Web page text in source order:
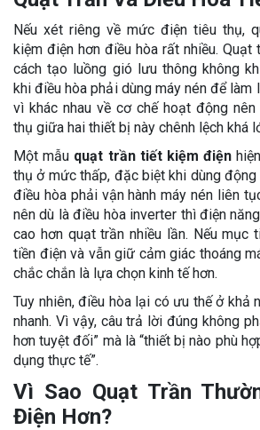
Nếu xét riêng về mức điện tiêu thụ,
kiệm điện hơn điều hòa rất nhiều.
cách tạo luồng gió lưu thông không
khi điều hòa phải dùng máy nén để làm
vì khác nhau về cơ chế hoạt động
thụ giữa hai thiết bị này chênh lệch khá
Một mẫu quạt trần tiết kiệm điện
thụ ở mức thấp, đặc biệt khi dùng động
điều hòa phải vận hành máy nén liên
nên dù là điều hòa inverter thì điện
cao hơn quạt trần nhiều lần. Nếu mục
tiền điện và vẫn giữ cảm giác thoáng
chắc chắn là lựa chọn kinh tế hơn.
Tuy nhiên, điều hòa lại có ưu thế ở khả
nhanh. Vì vậy, câu trả lời đúng không
hơn tuyệt đối” mà là “thiết bị nào phù
dụng thực tế”.
Vì Sao Quạt Trần
Điện Hơn?